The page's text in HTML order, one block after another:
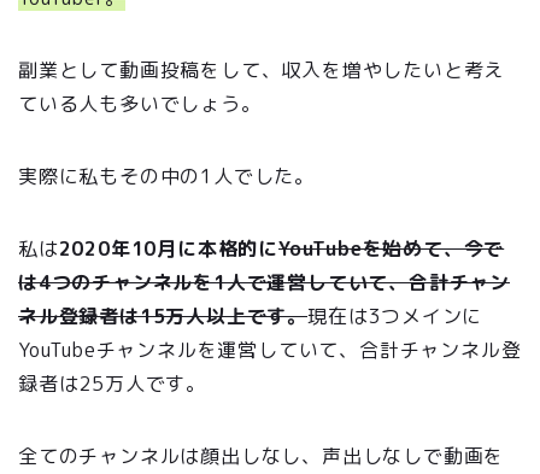
副業として動画投稿をして、収入を増やしたいと考え
ている人も多いでしょう。
実際に私もその中の1人でした。
私は2020年10月に本格的にYouTubeを始めて、今で
は4つのチャンネルを1人で運営していて、合計チャン
ネル登録者は15万人以上です。現在は3つメインに
YouTubeチャンネルを運営していて、合計チャンネル登
録者は25万人です。
全てのチャンネルは顔出しなし、声出しなしで動画を